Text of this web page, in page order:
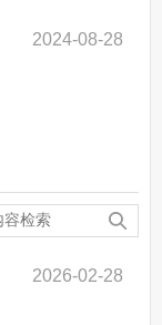
2024-08-28
2026-02-28